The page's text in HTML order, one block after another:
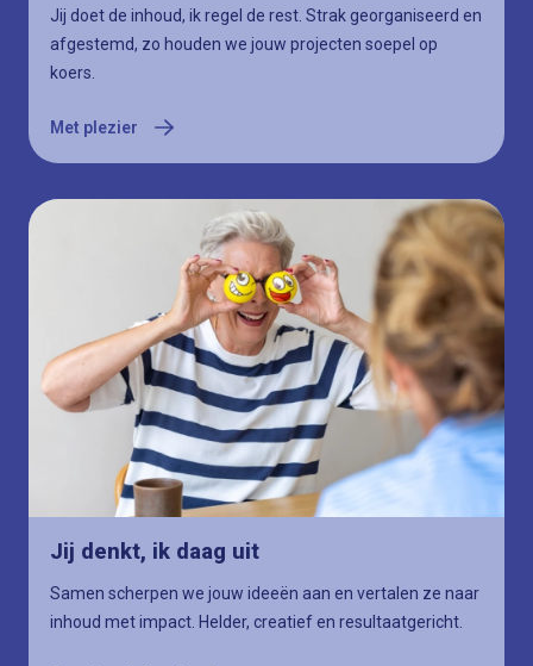
Jij doet de inhoud, ik regel de rest. Strak georganiseerd en
afgestemd, zo houden we jouw projecten soepel op
koers.
Met plezier
Creatieve inhoud
Jij denkt, ik daag uit
Samen scherpen we jouw ideeën aan en vertalen ze naar
inhoud met impact. Helder, creatief en resultaatgericht.